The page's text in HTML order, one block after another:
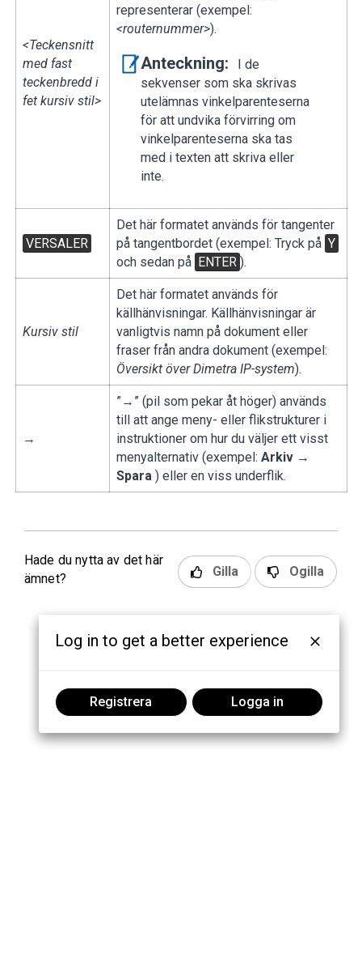
<Teckensnitt
med fast
teckenbredd i
fet kursiv stil>
representerar (exempel:
<routernummer>).
Anteckning:
I de
sekvenser som ska skrivas
utelämnas vinkelparenteserna
för att undvika förvirring om
vinkelparenteserna ska tas
med i texten att skriva eller
inte.
VERSALER
Det här formatet används för tangenter
på tangentbordet (exempel: Tryck på Y
och sedan på ENTER ).
Kursiv stil
Det här formatet används för
källhänvisningar. Källhänvisningar är
vanligtvis namn på dokument eller
fraser från andra dokument (exempel:
Översikt över Dimetra IP-system).
→
”→” (pil som pekar åt höger) används
till att ange meny- eller flikstrukturer i
instruktioner om hur du väljer ett visst
menyalternativ (exempel: Arkiv→
Spara ) eller en viss underflik.
Hade du nytta av det här
ämnet?
Gilla Ogilla
Log in to get a better experience
Registrera Logga in